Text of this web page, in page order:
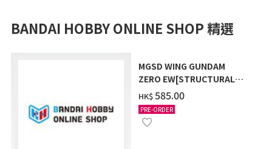
BANDAI HOBBY ONLINE SHOP 精選
MGSD WING GUNDAM
ZERO EW[STRUCTURAL
COATING/BLACK] [2026年
12月發送]
HK$‌585.00
PRE-ORDER